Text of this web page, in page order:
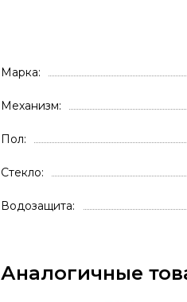
Марка
Механизм
Пол
Стекло
Водозащита
Аналогичные